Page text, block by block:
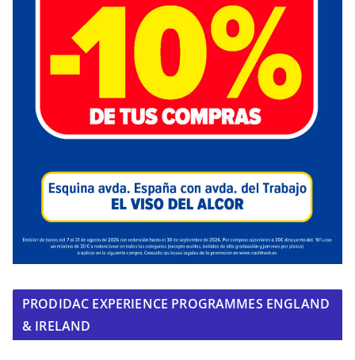
PRODIDAC EXPERIENCE PROGRAMMES ENGLAND
& IRELAND